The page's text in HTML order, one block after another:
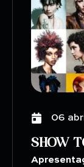
06
SHOW